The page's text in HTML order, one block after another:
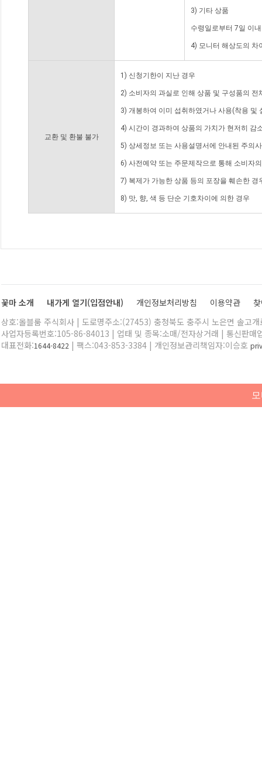
3) 기타 상품
수령일로부터 7일 이
4) 모니터 해상도의 차
교환 및 환불 불가
1) 신청기한이 지난 경우
2) 소비자의 과실로 인해 상품 및 구성품의
3) 개봉하여 이미 섭취하였거나 사용(착용 및
4) 시간이 경과하여 상품의 가치가 현저히 감
5) 상세정보 또는 사용설명서에 안내된 주의
6) 사전예약 또는 주문제작으로 통해 소비자
7) 복제가 가능한 상품 등의 포장을 훼손한 경
8) 맛, 향, 색 등 단순 기호차이에 의한 경우
꽃마 소개 내가게 열기(입점안내) 개인정보처리방침 이용약관
상호:올블룸 주식회사 | 도로명주소:(27453) 충청북도 충주시 노은면 솔고
사업자등록번호:105-86-84013 | 업태 및 종목:소매/전자상거래 | 통신판매
대표전화:1644-8422 | 팩스:043-853-3384 | 개인정보관리책임자:이승호